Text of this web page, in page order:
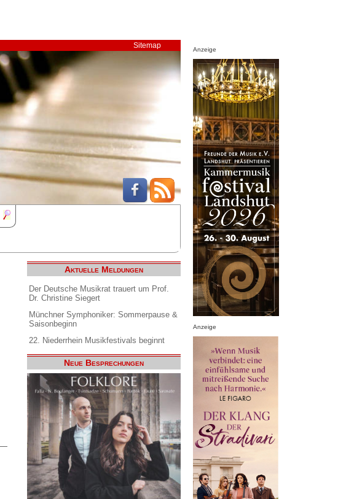
Sitemap
Aktuelle Meldungen
Der Deutsche Musikrat trauert um Prof.
Dr. Christine Siegert
Münchner Symphoniker: Sommerpause &
Saisonbeginn
22. Niederrhein Musikfestivals beginnt
Neue Besprechungen
Anzeige
Anzeige